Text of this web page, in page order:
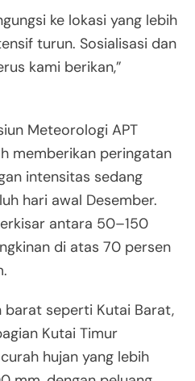
ke lokasi yang lebih
turun. Sosialisasi dan
kami berikan,”
Meteorologi APT
memberikan peringatan
intensitas sedang
hari awal Desember.
antara 50–150
di atas 70 persen
barat seperti Kutai Barat,
Kutai Timur
hujan yang lebih